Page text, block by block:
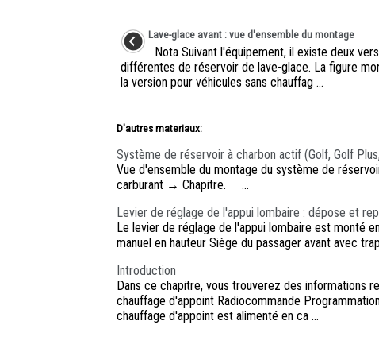
Lave-glace avant : vue d'ensemble du montage
Nota Suivant l'équipement, il existe deux
différentes de réservoir de lave-glace. La figure
la version pour véhicules sans chauffag ...
D'autres materiaux:
Système de réservoir à charbon actif (Golf, Golf
Vue d'ensemble du montage du système de
carburant → Chapitre. ...
Levier de réglage de l'appui lombaire : dépose et
Le levier de réglage de l'appui lombaire est monté
manuel en hauteur Siège du passager avant avec
Introduction
Dans ce chapitre, vous trouverez des informations
chauffage d'appoint Radiocommande
chauffage d'appoint est alimenté en ca ...